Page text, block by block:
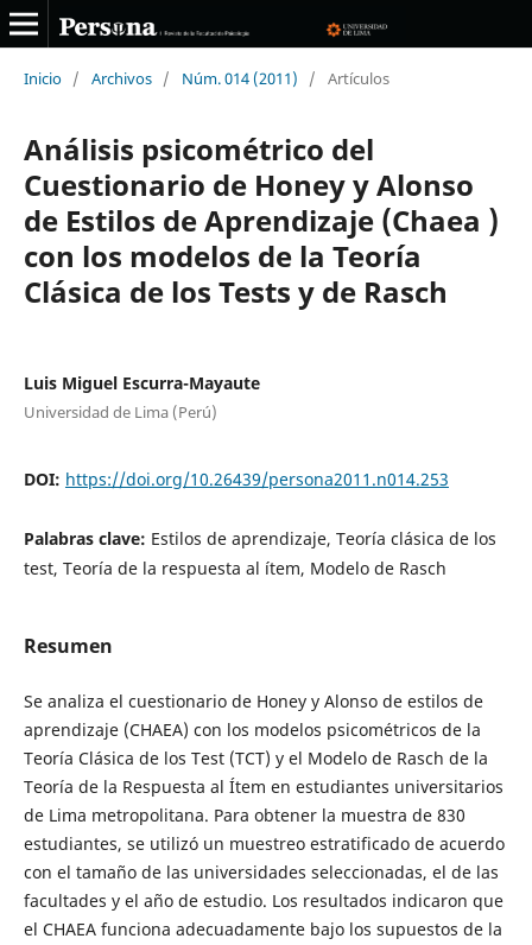
Inicio / Archivos / Núm. 014 (2011) / Artículos
Análisis psicométrico del
Cuestionario de Honey y Alonso
de Estilos de Aprendizaje (Chaea )
con los modelos de la Teoría
Clásica de los Tests y de Rasch
Luis Miguel Escurra-Mayaute
Universidad de Lima (Perú)
DOI: https://doi.org/10.26439/persona2011.n014.253
Palabras clave: Estilos de aprendizaje, Teoría clásica de los
test, Teoría de la respuesta al ítem, Modelo de Rasch
Resumen
Se analiza el cuestionario de Honey y Alonso de estilos de
aprendizaje (CHAEA) con los modelos psicométricos de la
Teoría Clásica de los Test (TCT) y el Modelo de Rasch de la
Teoría de la Respuesta al Ítem en estudiantes universitarios
de Lima metropolitana. Para obtener la muestra de 830
estudiantes, se utilizó un muestreo estratificado de acuerdo
con el tamaño de las universidades seleccionadas, el de las
facultades y el año de estudio. Los resultados indicaron que
el CHAEA funciona adecuadamente bajo los supuestos de la